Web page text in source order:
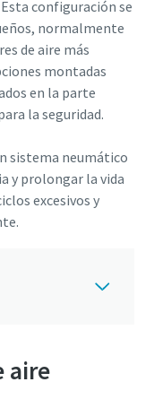
en cuenta: el aire
centraremos en
para la
configuración se
normalmente
de aire más
montadas
en la parte
la seguridad.
sistema neumático
y prolongar la vida
excesivos y
aire